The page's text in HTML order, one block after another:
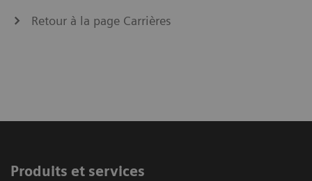
Retour à la page Carrières
Produits et services